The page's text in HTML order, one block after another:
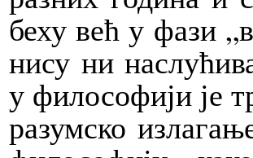
беху већ у фази
нису ни
у философији је
разумско